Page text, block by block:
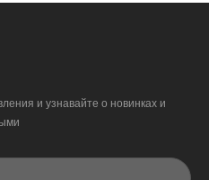
и узнавайте о новинках и